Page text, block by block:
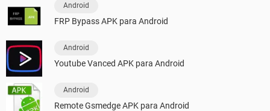
Android
FRP Bypass APK para Android
Android
Youtube Vanced APK para Android
Android
Remote Gsmedge APK para Android